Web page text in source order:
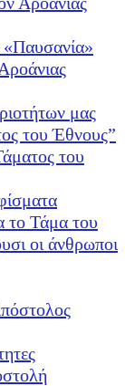
«Παυσανία»
μας
του Έθνους”
του
το Τάμα του
οι άνθρωποι